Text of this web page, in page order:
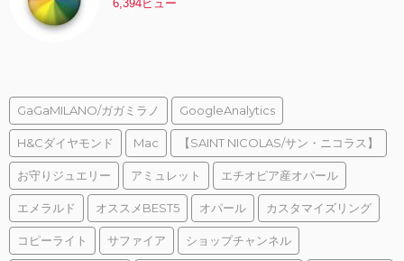
6,394ビュー
GaGaMILANO/ガガミラノ GoogleAnalytics
H&Cダイヤモンド Mac 【SAINT NICOLAS/サン・ニコラス】
お守りジュエリー アミュレット エチオピア産オパール
エメラルド オススメBEST5 オパール カスタマイズリング
コピーライト サファイア ショップチャンネル